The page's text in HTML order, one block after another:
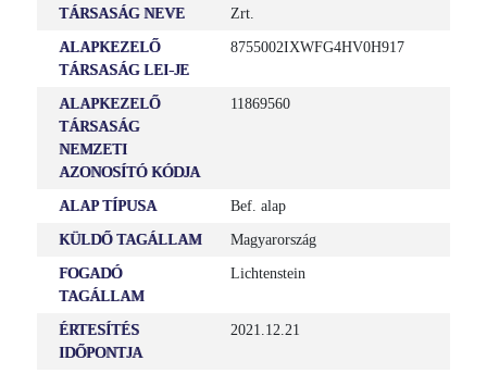
TÁRSASÁG NEVE Zrt.
ALAPKEZELŐ
TÁRSASÁG LEI-JE
8755002IXWFG4HV0H917
ALAPKEZELŐ
TÁRSASÁG
NEMZETI
AZONOSÍTÓ KÓDJA
11869560
ALAP TÍPUSA Bef. alap
KÜLDŐ TAGÁLLAM Magyarország
FOGADÓ
TAGÁLLAM
Lichtenstein
ÉRTESÍTÉS
IDŐPONTJA
2021.12.21